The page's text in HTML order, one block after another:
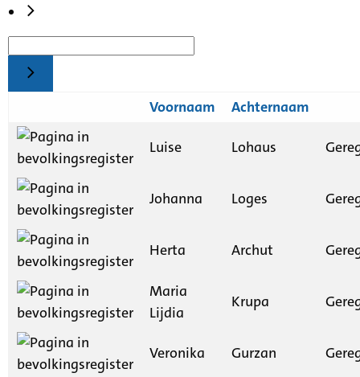
Voornaam Achternaam
Luise Lohaus
Johanna Loges
Herta Archut
Maria
Lijdia
Krupa
Veronika Gurzan